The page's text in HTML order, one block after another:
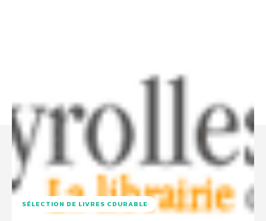
SÉLECTION DE LIVRES CDURABLE